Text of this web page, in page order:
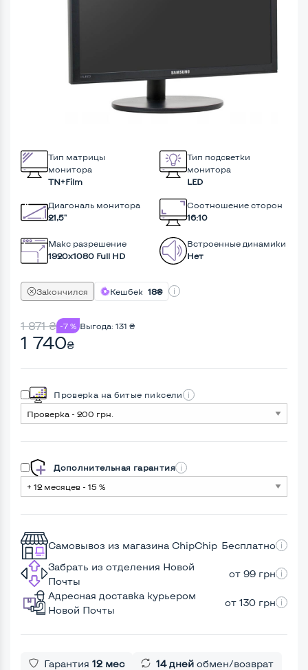
Тип матрицы
монитора
TN+Film
Тип подсветки
монитора
LED
Диагональ монитора
21,5"
Соотношение сторон
16:10
Макс разрешение
1920x1080 Full HD
Встроенные динамики
Нет
Закончился Кешбек 18₴
1 871₴ -7 % Выгода: 131 ₴
1 740₴
Проверка на битые пиксели
Дополнительная гарантия
Самовывоз из магазина ChipChip Бесплатно
Забрать из отделения Новой
Почты
от 99 грн
Адресная доставка курьером
Новой Почты
от 130 грн
Гарантия 12 мес 14 дней обмен/возврат